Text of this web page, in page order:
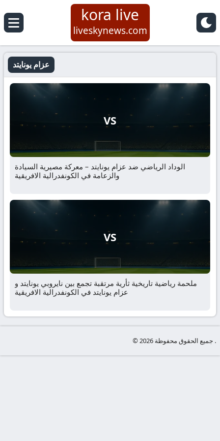
kora live
liveskynews.com
عزام يونايتد
VS
الوداد الرياضي ضد عزام يونايتد – معركة مصيرية السيادة
والزعامة في الكونفدرالية الافريقية
VS
ملحمة رياضية تاريخية ثأرية مرتقبة تجمع بين نايروبي يونايتد و
عزام يونايتد في الكونفدرالية الافريقية
© جميع الحقوق محفوظة 2026 .